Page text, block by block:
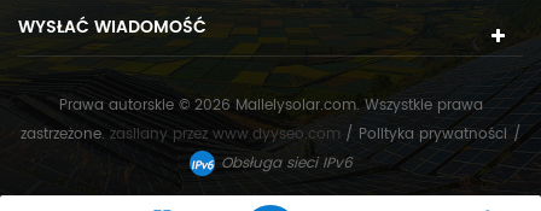
WYSŁAĆ WIADOMOŚĆ
Prawa autorskie © 2026 Mailelysolar.com. Wszystkie prawa
zastrzeżone. zasilany przez www.dyyseo.com / Polityka prywatności /
Obsługa sieci IPv6